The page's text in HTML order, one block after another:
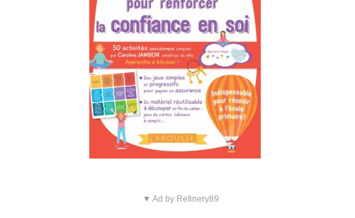
▼ Ad by Refinery89